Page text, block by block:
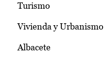
Turismo
Vivienda y Urbanismo
Albacete